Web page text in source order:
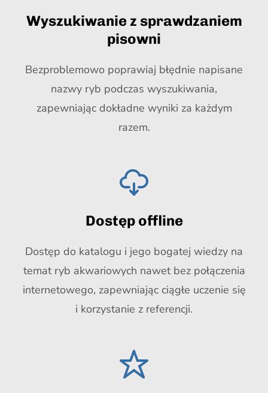
Wyszukiwanie z sprawdzaniem
pisowni
Bezproblemowo poprawiaj błędnie napisane
nazwy ryb podczas wyszukiwania,
zapewniając dokładne wyniki za każdym
razem.
Dostęp offline
Dostęp do katalogu i jego bogatej wiedzy na
temat ryb akwariowych nawet bez połączenia
internetowego, zapewniając ciągłe uczenie się
i korzystanie z referencji.